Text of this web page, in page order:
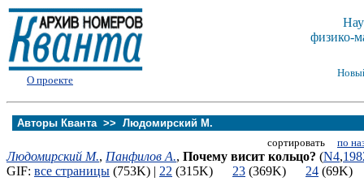
О проекте
физико-
Авторы Кванта >> Людомирский М.
сортировать по
Людомирский М., Панфилов А., Почему висит кольцо? (N4,
GIF: все страницы (753K) | 22 (315K) 23 (369K) 24